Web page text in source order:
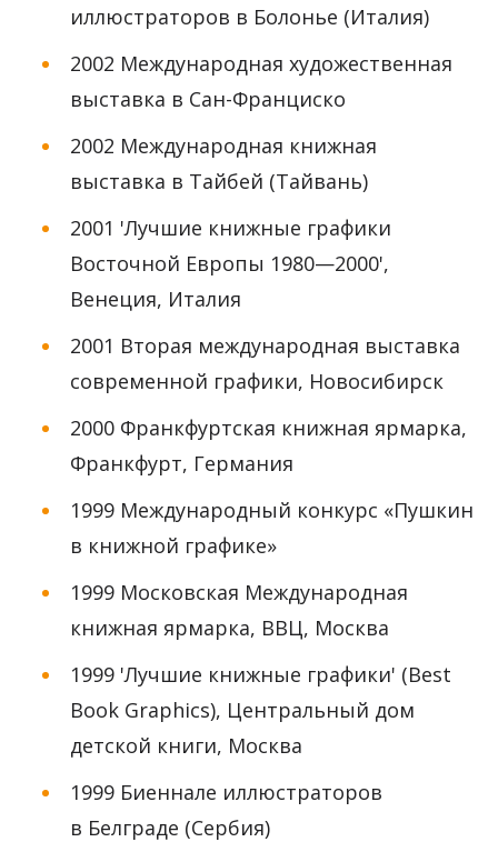
иллюстраторов в Болонье (Италия)
2002 Международная художественная
выставка в Сан-Франциско
2002 Международная книжная
выставка в Тайбей (Тайвань)
2001 'Лучшие книжные графики
Восточной Европы 1980—2000',
Венеция, Италия
2001 Вторая международная выставка
современной графики, Новосибирск
2000 Франкфуртская книжная ярмарка,
Франкфурт, Германия
1999 Международный конкурс «Пушкин
в книжной графике»
1999 Московская Международная
книжная ярмарка, ВВЦ, Москва
1999 'Лучшие книжные графики' (Best
Book Graphics), Центральный дом
детской книги, Москва
1999 Биеннале иллюстраторов
в Белграде (Сербия)